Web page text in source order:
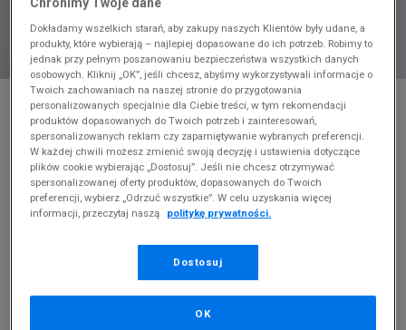
* Zdjęcie poglądowe
NIKE BLUZA Z KAPTUREM M NK DF STD ISS
NBA
Produkt pochodzi z końcówek aktualnych kolekcji, ubiegłych
sezonów lub z ekspozycji.Szczegóły.
cena rekomendowana przez producenta
PRODUKT NIEDOSTĘPNY
Chronimy Twoje dane
Dokładamy wszelkich starań, aby zakupy naszych Klientów były udane, a
produkty, które wybierają – najlepiej dopasowane do ich potrzeb. Robimy to
jednak przy pełnym poszanowaniu bezpieczeństwa wszystkich danych
osobowych. Kliknij „OK”, jeśli chcesz, abyśmy wykorzystywali informacje o
Twoich zachowaniach na naszej stronie do przygotowania
personalizowanych specjalnie dla Ciebie treści, w tym rekomendacji
produktów dopasowanych do Twoich potrzeb i zainteresowań,
spersonalizowanych reklam czy zapamiętywanie wybranych preferencji.
W każdej chwili możesz zmienić swoją decyzję i ustawienia dotyczące
plików cookie wybierając „Dostosuj”. Jeśli nie chcesz otrzymywać
spersonalizowanej oferty produktów, dopasowanych do Twoich
preferencji, wybierz „Odrzuć wszystkie”. W celu uzyskania więcej
informacji, przeczytaj naszą
politykę prywatności.
Dostosuj
OK